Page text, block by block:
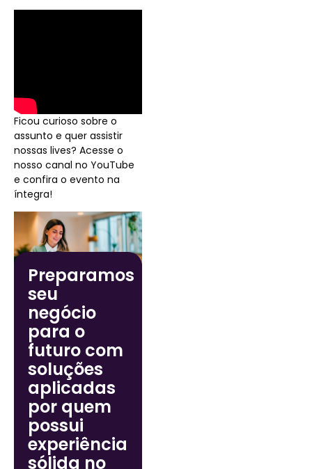
Ficou curioso sobre o
assunto e quer assistir
nossas lives? Acesse o
nosso canal no YouTube
e confira o evento na
íntegra!
Preparamos
seu
negócio
para o
futuro com
soluções
aplicadas
por quem
possui
experiência
sólida no